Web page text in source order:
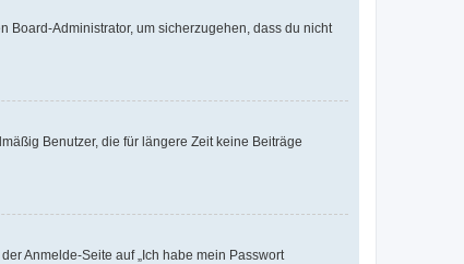
Board-Administrator, um sicherzugehen, dass du nicht
Benutzer, die für längere Zeit keine Beiträge
Anmelde-Seite auf „Ich habe mein Passwort